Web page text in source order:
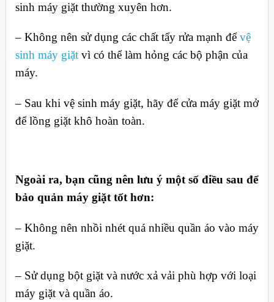
sinh máy giặt thường xuyên hơn.
– Không nên sử dụng các chất tẩy rửa mạnh đểvệ
sinh máy giặtvì có thể làm hỏng các bộ phận của
máy.
– Sau khi vệ sinh máy giặt, hãy để cửa máy giặt mở
để lồng giặt khô hoàn toàn.
Ngoài ra, bạn cũng nên lưu ý một số điều sau để
bảo quản máy giặt tốt hơn:
– Không nên nhồi nhét quá nhiều quần áo vào máy
giặt.
– Sử dụng bột giặt và nước xả vải phù hợp với loại
máy giặt và quần áo.